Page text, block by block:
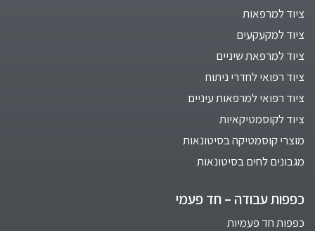
ציוד למרפאות
ציוד למקעקעים
ציוד למרפאת שיניים
ציוד רפואי לחדרי ניתוח
ציוד רפואי למרפאות עיניים
ציוד לקוסמטיקאיות
מוצרי קוסמטיקה בסיטונאות
מגבונים לחים בסיטונאות
כפפות עבודה – חד פעמי
כפפות חד פעמיות